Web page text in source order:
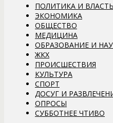
ПОЛИТИКА И ВЛАСТЬ
ЭКОНОМИКА
ОБЩЕСТВО
МЕДИЦИНА
ОБРАЗОВАНИЕ И
ЖКХ
ПРОИСШЕСТВИЯ
КУЛЬТУРА
СПОРТ
ДОСУГ И
ОПРОСЫ
СУББОТНЕЕ ЧТИВО